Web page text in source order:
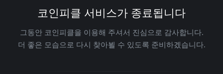
코인피클 서비스가 종료됩니다
그동안 코인피클을 이용해 주셔서 진심으로 감사합니다.
더 좋은 모습으로 다시 찾아뵐 수 있도록 준비하겠습니다.